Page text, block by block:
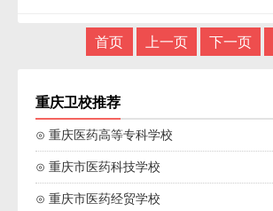
首页 上一页 下一页
重庆卫校推荐
⊙ 重庆医药高等专科学校
⊙ 重庆市医药科技学校
⊙ 重庆市医药经贸学校